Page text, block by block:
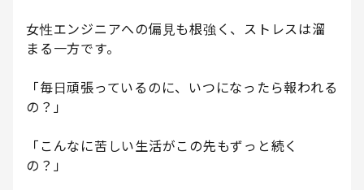
女性エンジニアへの偏見も根強く、ストレスは溜
まる一方です。
「毎日頑張っているのに、いつになったら報われる
の？」
「こんなに苦しい生活がこの先もずっと続く
の？」